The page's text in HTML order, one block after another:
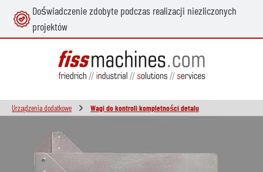
zawartości
Doświadczenie zdobyte podczas realizacji niezliczonych
projektów
Urządzenia dodatkowe Wagi do kontroli kompletności detalu